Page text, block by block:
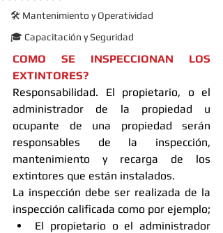
🛠️ Mantenimiento y Operatividad
🎓 Capacitación y Seguridad
COMO SE INSPECCIONAN LOS
EXTINTORES?
Responsabilidad. El propietario, o el
administrador de la propiedad u
ocupante de una propiedad serán
responsables de la inspección,
mantenimiento y recarga de los
extintores que están instalados.
La inspección debe ser realizada de la
El propietario o el administrador